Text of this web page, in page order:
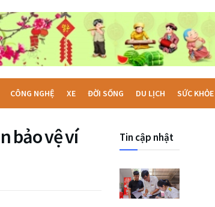
CÔNG NGHỆ XE ĐỜI SỐNG DU LỊCH SỨC KHỎE
bảo vệ ví
Tin cập nhật